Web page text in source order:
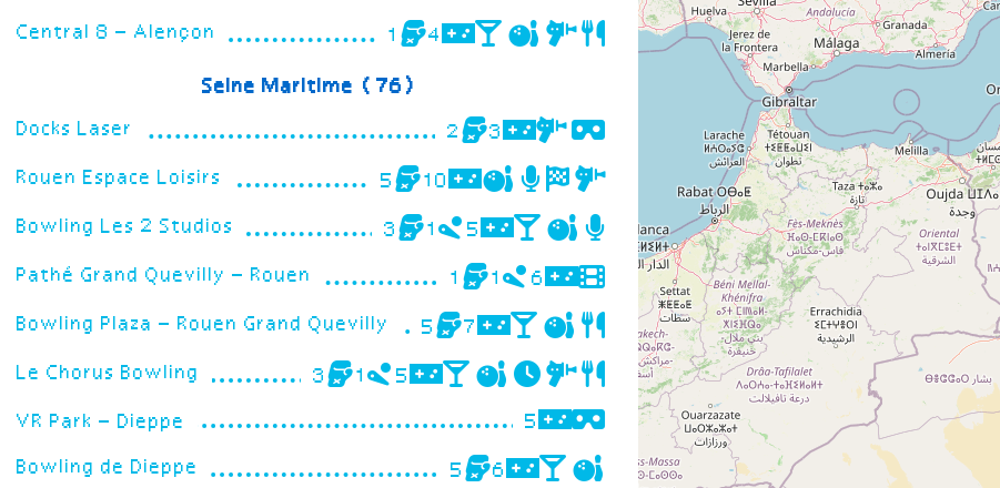
Central 8 – Alençon 1 4
Seine Maritime (76)
Docks Laser 2 3
Rouen Espace Loisirs 5 10
Bowling Les 2 Studios 3 1 5
Pathé Grand Quevilly – Rouen 1 1 6
Bowling Plaza – Rouen Grand Quevilly 5 7
Le Chorus Bowling 3 1 5
VR Park – Dieppe 5
Bowling de Dieppe 5 6